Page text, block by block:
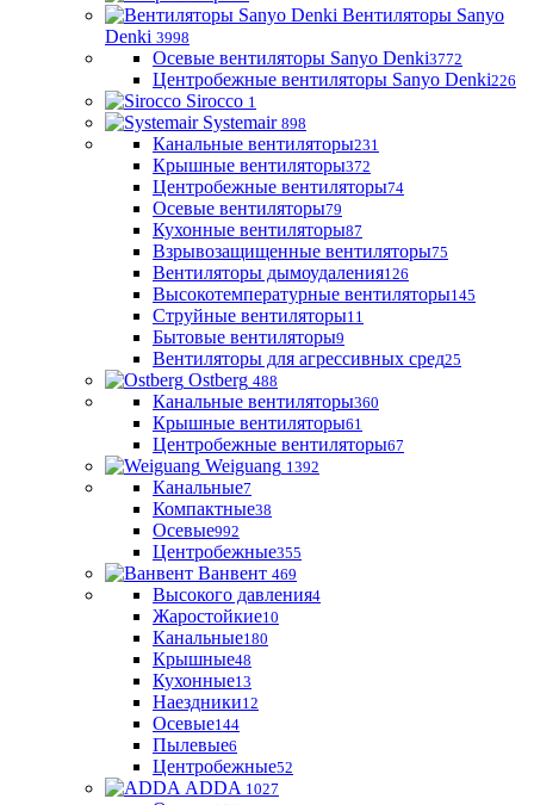
Вентиляторы Sanyo
Denki 3998
Осевые вентиляторы Sanyo Denki3772
Центробежные вентиляторы Sanyo Denki226
Sirocco 1
Systemair 898
Канальные вентиляторы231
Крышные вентиляторы372
Центробежные вентиляторы74
Осевые вентиляторы79
Кухонные вентиляторы87
Взрывозащищенные вентиляторы75
Вентиляторы дымоудаления126
Высокотемпературные вентиляторы145
Струйные вентиляторы11
Бытовые вентиляторы9
Вентиляторы для агрессивных сред25
Ostberg 488
Канальные вентиляторы360
Крышные вентиляторы61
Центробежные вентиляторы67
Weiguang 1392
Канальные7
Компактные38
Осевые992
Центробежные355
Ванвент 469
Высокого давления4
Жаростойкие10
Канальные180
Крышные48
Кухонные13
Наездники12
Осевые144
Пылевые6
Центробежные52
ADDA 1027